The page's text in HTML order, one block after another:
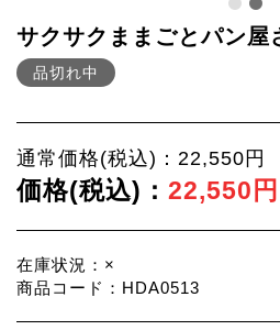
サクサクままごとパン屋
品切れ中
通常価格(税込)：22,550円
価格(税込)： 22,550円
在庫状況：×
商品コード：HDA0513